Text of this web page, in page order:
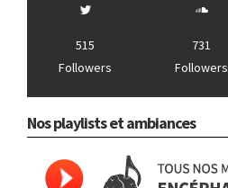
515
Followers
731
Followers
Nos playlists et ambiances